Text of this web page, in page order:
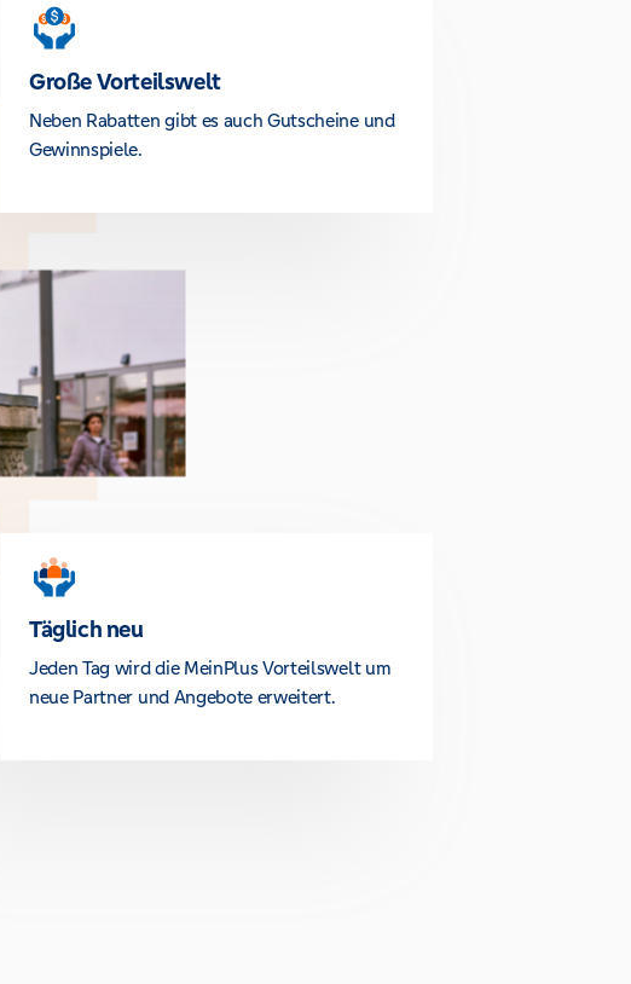
Große Vorteilswelt
Neben Rabatten gibt es auch Gutscheine und
Gewinnspiele.
Täglich neu
Jeden Tag wird die MeinPlus Vorteilswelt um
neue Partner und Angebote erweitert.